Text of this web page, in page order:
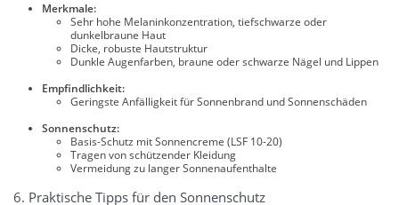
Merkmale:
Sehr hohe Melaninkonzentration, tiefschwarze oder
dunkelbraune Haut
Dicke, robuste Hautstruktur
Dunkle Augenfarben, braune oder schwarze Nägel und Lippen
Empfindlichkeit:
Geringste Anfälligkeit für Sonnenbrand und Sonnenschäden
Sonnenschutz:
Basis-Schutz mit Sonnencreme (LSF 10-20)
Tragen von schützender Kleidung
Vermeidung zu langer Sonnenaufenthalte
6. Praktische Tipps für den Sonnenschutz